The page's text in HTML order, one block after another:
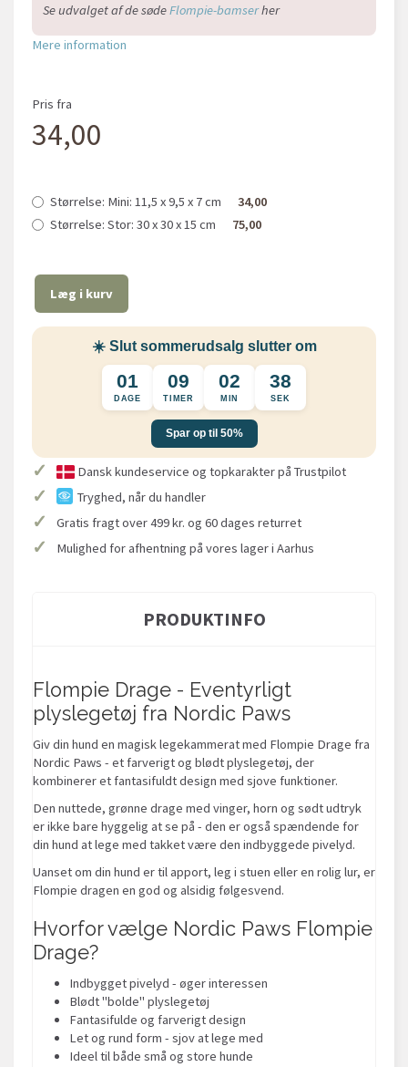
Se udvalget af de sødeFlompie-bamserher
Mere information
Pris fra
34,00
Størrelse: Mini: 11,5 x 9,5 x 7 cm
34,00
Størrelse: Stor: 30 x 30 x 15 cm 75,00
Læg i kurv
☀️ Slut sommerudsalg slutter om
01
DAGE
09
TIMER
02
MIN
38
SEK
Spar op til 50%
✓ Dansk kundeservice og topkarakter på Trustpilot
✓ Tryghed, når du handler
✓ Gratis fragt over 499 kr. og 60 dages returret
✓ Mulighed for afhentning på vores lager i Aarhus
PRODUKTINFO
Flompie Drage - Eventyrligt
plyslegetøj fra Nordic Paws
Giv din hund en magisk legekammerat med Flompie Drage fra
Nordic Paws - et farverigt og blødt plyslegetøj, der
kombinerer et fantasifuldt design med sjove funktioner.
Den nuttede, grønne drage med vinger, horn og sødt udtryk
er ikke bare hyggelig at se på - den er også spændende for
din hund at lege med takket være den indbyggede pivelyd.
Uanset om din hund er til apport, leg i stuen eller en rolig lur, er
Flompie dragen en god og alsidig følgesvend.
Hvorfor vælge Nordic Paws Flompie
Drage?
Indbygget pivelyd - øger interessen
Blødt "bolde" plyslegetøj
Fantasifulde og farverigt design
Let og rund form - sjov at lege med
Ideel til både små og store hunde